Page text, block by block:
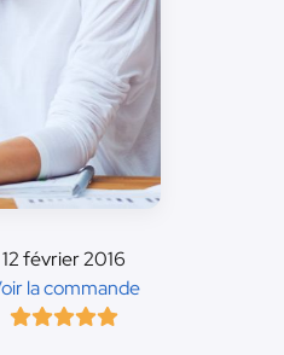
12 février 2016
la commande